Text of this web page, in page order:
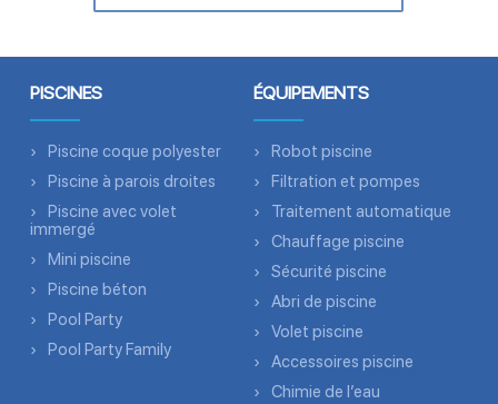
PISCINES
Piscine coque polyester
Piscine à parois droites
Piscine avec volet
immergé
Mini piscine
Piscine béton
Pool Party
Pool Party Family
ÉQUIPEMENTS
Robot piscine
Filtration et pompes
Traitement automatique
Chauffage piscine
Sécurité piscine
Abri de piscine
Volet piscine
Accessoires piscine
Chimie de l’eau